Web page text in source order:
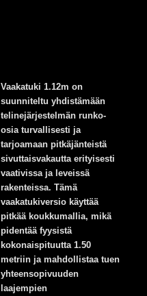
Vaakatuki 1.12m on
suunniteltu yhdistämään
telinejärjestelmän runko-
osia turvallisesti ja
tarjoamaan pitkäjänteistä
sivuttaisvakautta erityisesti
vaativissa ja leveissä
rakenteissa. Tämä
vaakatukiversio käyttää
pitkää koukkumallia, mikä
pidentää fyysistä
kokonaispituutta 1.50
metriin ja mahdollistaa tuen
yhteensopivuuden
laajempien